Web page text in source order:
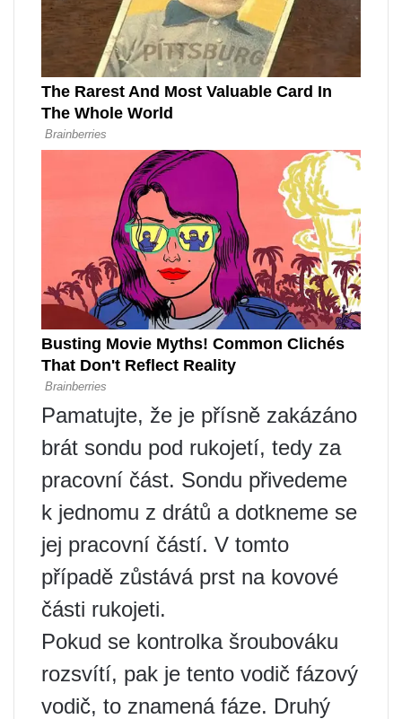
Pamatujte, že je přísně zakázáno
brát sondu pod rukojetí, tedy za
pracovní část. Sondu přivedeme
k jednomu z drátů a dotkneme se
jej pracovní částí. V tomto
případě zůstává prst na kovové
části rukojeti.
Pokud se kontrolka šroubováku
rozsvítí, pak je tento vodič fázový
vodič, to znamená fáze. Druhý